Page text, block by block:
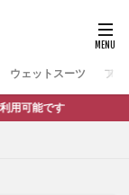
ウェットスーツ ファ
です